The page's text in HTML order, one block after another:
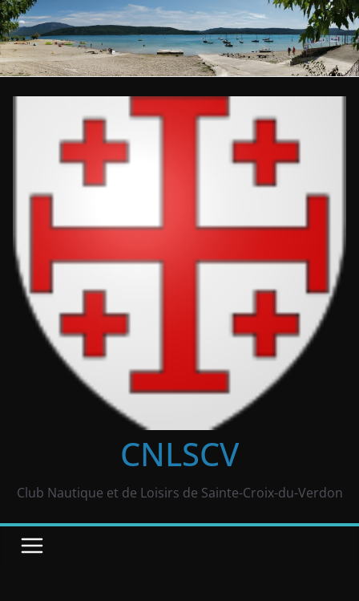
CNLSCV
Club Nautique et de Loisirs de Sainte-Croix-du-Verdon